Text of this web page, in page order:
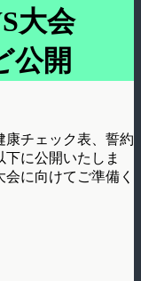
大会
公開
康チェック表、誓約
に公開いたしま
に向けてご準備く